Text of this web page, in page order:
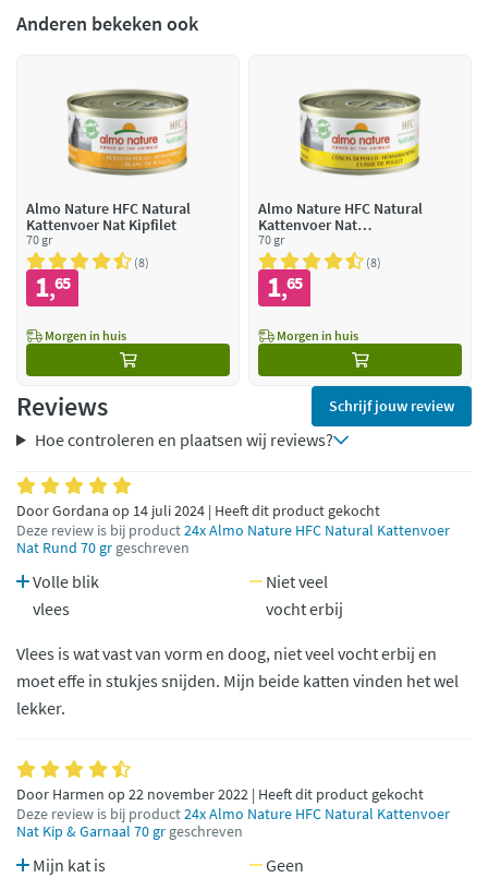
Anderen bekeken ook
Almo Nature HFC Natural
Kattenvoer Nat Kipfilet
70 gr
8
1,65
Morgen in huis
Almo Nature HFC Natural
Kattenvoer Nat
Kippenboutvlees
70 gr
8
1,65
Morgen in huis
Reviews Schrijf jouw review
Hoe controleren en plaatsen wij reviews?
Door Gordana op 14 juli 2024 | Heeft dit product gekocht
Deze review is bij product24x Almo Nature HFC Natural Kattenvoer
Nat Rund 70 gr geschreven
Volle blik
vlees
Niet veel
vocht erbij
Vlees is wat vast van vorm en doog, niet veel vocht erbij en
moet effe in stukjes snijden. Mijn beide katten vinden het wel
lekker.
Door Harmen op 22 november 2022 | Heeft dit product gekocht
Deze review is bij product24x Almo Nature HFC Natural Kattenvoer
Nat Kip & Garnaal 70 gr geschreven
Mijn kat is Geen